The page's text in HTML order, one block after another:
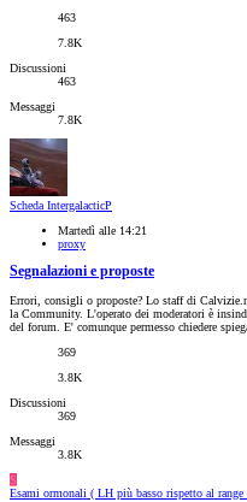
463
7.8K
Discussioni
463
Messaggi
7.8K
Scheda IntergalacticP
Martedì alle 14:21
proxy
Segnalazioni e proposte
Errori, consigli o proposte? Lo staff di
la Community. L'operato dei moderatori è
del forum. E' comunque permesso chiedere
369
3.8K
Discussioni
369
Messaggi
3.8K
S
Esami ormonali ( LH più basso rispetto al